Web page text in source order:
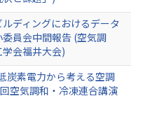
ディングにおけるデータ
員会中間報告 (空気調
会福井大会)
炭素電力から考える空調
空気調和・冷凍連合講演